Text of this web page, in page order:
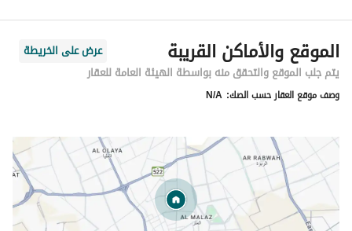
مغسلة
كوفي
الموقع والأماكن القريبة
عرض على الخريطة
يتم جلب الموقع والتحقق منه بواسطة الهيئة العامة للعقار
وصف موقع العقار حسب الصك: N/A